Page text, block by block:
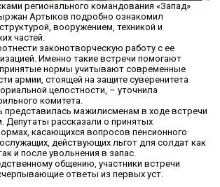
регионального командования «Запад»
Артыков подробно ознакомил
вооружением, техникой и
частей.
законотворческую работу с ее
Именно такие встречи помогают
принятые нормы учитывают современные
армии, стоящей на защите суверенитета
целостности, – уточнила
комитета.
представилась мажилисменам в ходе встречи
Депутаты рассказали о принятых
касающихся вопросов пенсионного
действующих льгот для солдат как
и после увольнения в запас.
общению, участники встречи
ответы из первых уст.